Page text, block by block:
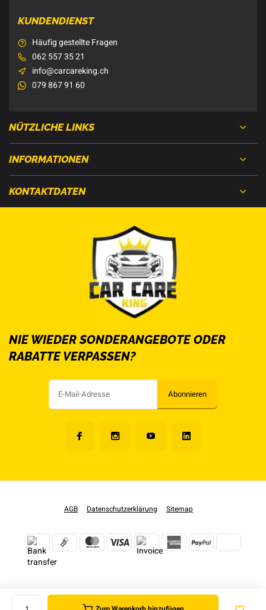
KUNDENDIENST
Häufig gestellte Fragen
062 557 35 21
info@carcareking.ch
079 867 91 60
NÜTZLICHE LINKS
INFORMATIONEN
KONTAKTDATEN
NIE WIEDER SONDERANGEBOTE ODER
RABATTE VERPASSEN?
Abonnieren
AGB Datenschutzerklärung Sitemap